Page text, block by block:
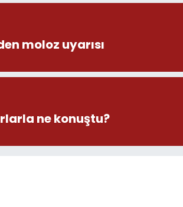
moloz uyarısı
ne konuştu?